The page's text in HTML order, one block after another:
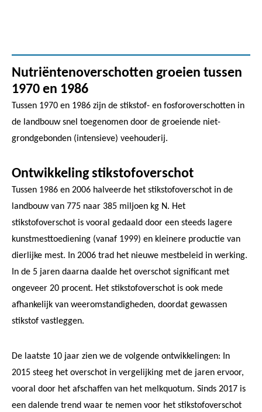
Nutriëntenoverschotten groeien tussen
1970 en 1986
Tussen 1970 en 1986 zijn de stikstof- en fosforoverschotten in
de landbouw snel toegenomen door de groeiende niet-
grondgebonden (intensieve) veehouderij.
Ontwikkeling stikstofoverschot
Tussen 1986 en 2006 halveerde het stikstofoverschot in de
landbouw van 775 naar 385 miljoen kg N. Het
stikstofoverschot is vooral gedaald door een steeds lagere
kunstmesttoediening (vanaf 1999) en kleinere productie van
dierlijke mest. In 2006 trad het nieuwe mestbeleid in werking.
In de 5 jaren daarna daalde het overschot significant met
ongeveer 20 procent. Het stikstofoverschot is ook mede
afhankelijk van weeromstandigheden, doordat gewassen
stikstof vastleggen.
De laatste 10 jaar zien we de volgende ontwikkelingen: In
2015 steeg het overschot in vergelijking met de jaren ervoor,
vooral door het afschaffen van het melkquotum. Sinds 2017 is
een dalende trend waar te nemen voor het stikstofoverschot